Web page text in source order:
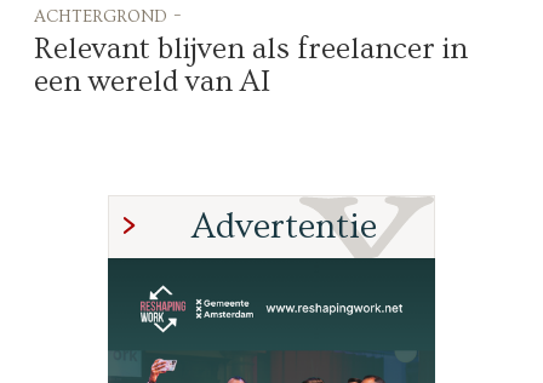
achtergrond -
Relevant blijven als freelancer in
een wereld van AI
Advertentie